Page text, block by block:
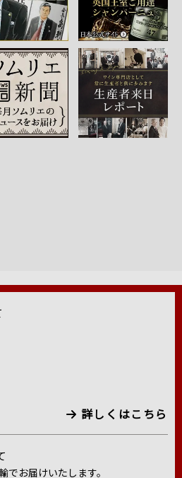
詳しくはこちら
お届けいたします。